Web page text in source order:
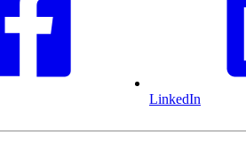
LinkedIn